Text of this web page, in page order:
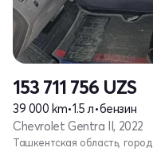
153 711 756 UZS
39 000 km•1.5 л•бензин
Chevrolet Gentra II, 2022
Ташкентская область,